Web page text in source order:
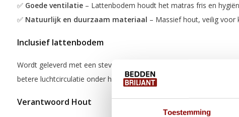
Toestemming
✅ Goede ventilatie– Lattenbodem houdt het matras fris en
✅ Natuurlijk en duurzaam materiaal – Massief hout, veilig voor
Inclusief lattenbodem
Wordt geleverd met een stevige lattenbodem die het matras goed
betere luchtcirculatie onder het matras en draagt bij aan een frisse
Verantwoord Hout